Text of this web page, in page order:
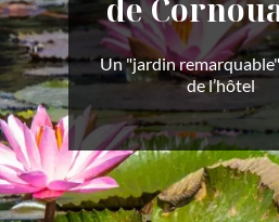
de
Un "jardin
de l’hôtel